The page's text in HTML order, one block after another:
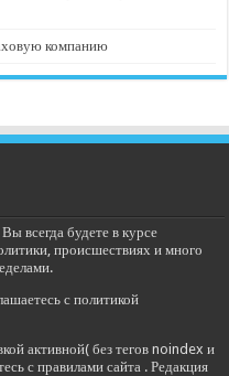
компанию
всегда будете в курсе
происшествиях и много
с политикой
активной( без тегов noindex и
с правилами сайта . Редакция